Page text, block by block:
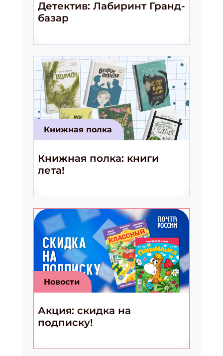
Детектив: Лабиринт Гранд-
базар
Книжная полка
Книжная полка: книги
лета!
Новости
Акция: скидка на
подписку!